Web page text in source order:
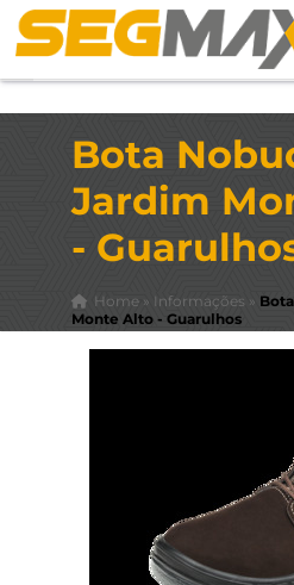
Bota
Jardim
-
Home» Informações »
Monte Alto - Guarulhos